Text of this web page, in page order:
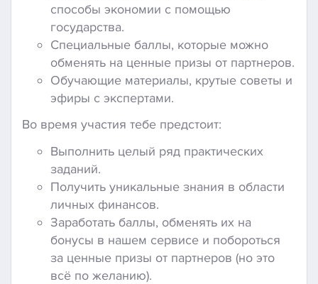
способы экономии с помощью
государства.
Специальные баллы, которые можно
обменять на ценные призы от партнеров.
Обучающие материалы, крутые советы и
эфиры с экспертами.
Во время участия тебе предстоит:
Выполнить целый ряд практических
заданий.
Получить уникальные знания в области
личных финансов.
Заработать баллы, обменять их на
бонусы в нашем сервисе и побороться
за ценные призы от партнеров (но это
всё по желанию).